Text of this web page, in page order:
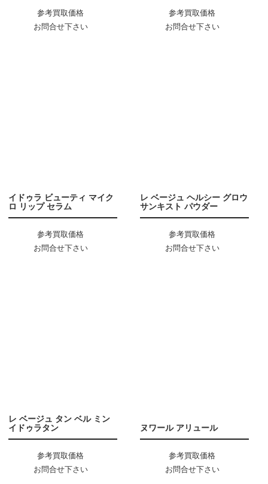
参考買取価格
お問合せ下さい
参考買取価格
お問合せ下さい
イドゥラ ビューティ マイク
ロ リップ セラム
参考買取価格
お問合せ下さい
レ ベージュ ヘルシー グロウ
サンキスト パウダー
参考買取価格
お問合せ下さい
レ ベージュ タン ベル ミン
イドゥラタン
参考買取価格
お問合せ下さい
ヌワール アリュール
参考買取価格
お問合せ下さい